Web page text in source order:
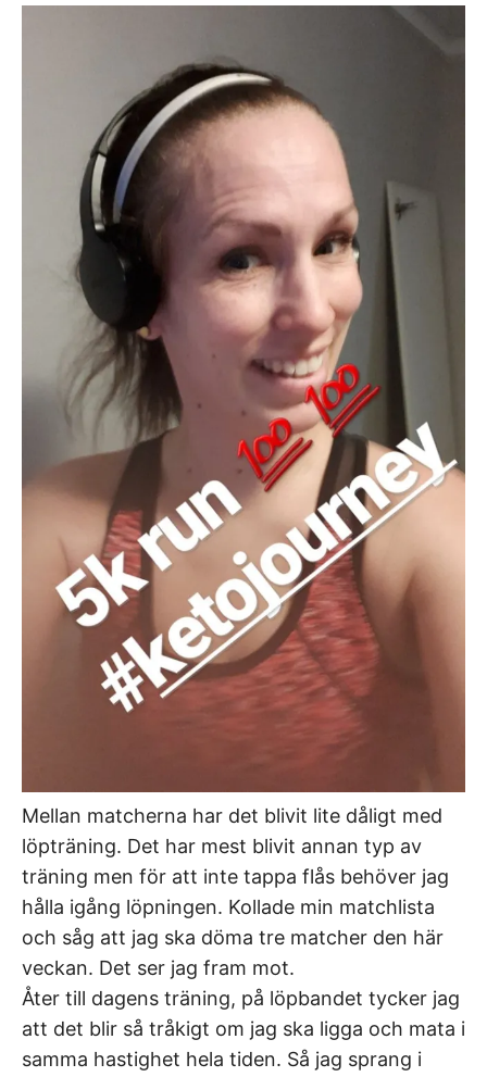
Mellan matcherna har det blivit lite dåligt med
löpträning. Det har mest blivit annan typ av
träning men för att inte tappa flås behöver jag
hålla igång löpningen. Kollade min matchlista
och såg att jag ska döma tre matcher den här
veckan. Det ser jag fram mot.
Åter till dagens träning, på löpbandet tycker jag
att det blir så tråkigt om jag ska ligga och mata i
samma hastighet hela tiden. Så jag sprang i